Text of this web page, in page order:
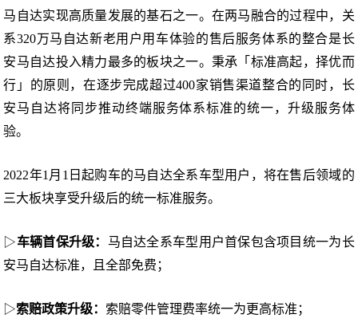
马自达实现高质量发展的基石之一。在两马融合的过程中，关
系320万马自达新老用户用车体验的售后服务体系的整合是长
安马自达投入精力最多的板块之一。秉承「标准高起，择优而
行」的原则，在逐步完成超过400家销售渠道整合的同时，长
安马自达将同步推动终端服务体系标准的统一，升级服务体
验。
2022年1月1日起购车的马自达全系车型用户，将在售后领域的
三大板块享受升级后的统一标准服务。
▷车辆首保升级： 马自达全系车型用户首保包含项目统一为长
安马自达标准，且全部免费；
▷索赔政策升级： 索赔零件管理费率统一为更高标准；